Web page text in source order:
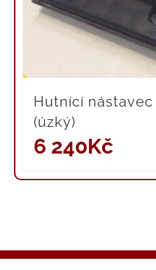
Hutnící nástavec
(úzký)
6 240Kč